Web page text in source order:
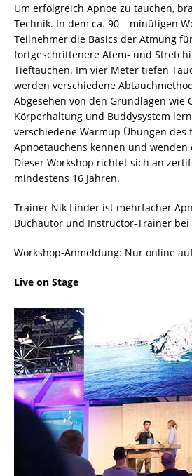
Um erfolgreich Apnoe zu tauchen,
Technik. In dem ca. 90 – minütigen
Teilnehmer die Basics der Atmung
fortgeschrittenere Atem- und
Tieftauchen. Im vier Meter tiefen
werden verschiedene
Abgesehen von den Grundlagen wie
Körperhaltung und Buddysystem
verschiedene Warmup Übungen des
Apnoetauchens kennen und wenden
Dieser Workshop richtet sich an
mindestens 16 Jahren.
Trainer Nik Linder ist mehrfacher
Buchautor und Instructor-Trainer bei
Workshop-Anmeldung: Nur online
Live on Stage